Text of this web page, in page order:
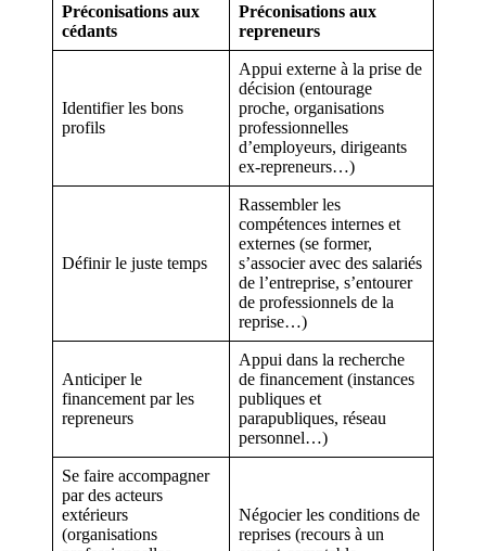
Préconisations aux
cédants
Préconisations aux
repreneurs
Identifier les bons
profils
Appui externe à la prise de
décision (entourage
proche, organisations
professionnelles
d’employeurs, dirigeants
ex-repreneurs…)
Définir le juste temps
Rassembler les
compétences internes et
externes (se former,
s’associer avec des salariés
de l’entreprise, s’entourer
de professionnels de la
reprise…)
Anticiper le
financement par les
repreneurs
Appui dans la recherche
de financement (instances
publiques et
parapubliques, réseau
personnel…)
Se faire accompagner
par des acteurs
extérieurs
(organisations
Négocier les conditions de
reprises (recours à un